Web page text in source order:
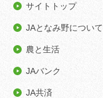
サイトトップ
JAとなみ野について
農と生活
JAバンク
JA共済